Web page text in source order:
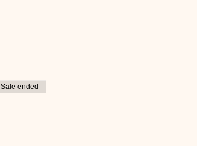
Sale ended